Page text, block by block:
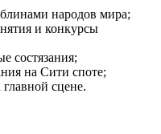
народов мира;
и конкурсы
состязания;
на Сити споте;
сцене.